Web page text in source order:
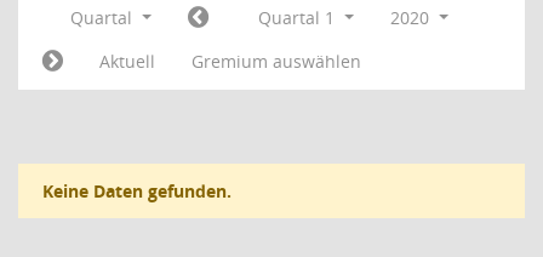
Quartal Quartal 1
2020
Aktuell
Gremium auswählen
Keine Daten gefunden.